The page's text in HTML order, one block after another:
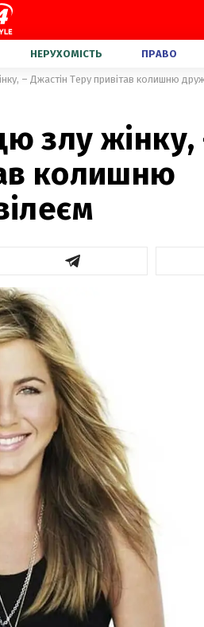
НЕРУХОМІСТЬ ПРАВО
злу жінку,
колишню